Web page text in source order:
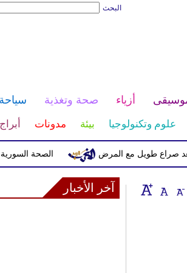
البحث
أزياء صحة وتغذية
علوم وتكنولوجيا بيئة مدونات أبراج
الصحة السورية تعلن مقتل طويل مع المرض
آخر الأخبار